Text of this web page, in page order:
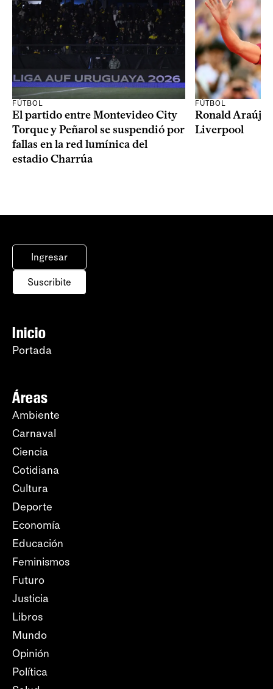
FÚTBOL
El partido entre Montevideo City
Torque y Peñarol se suspendió por
fallas en la red lumínica del
estadio Charrúa
FÚTBOL
Ronald Araújo
Liverpool
Ingresar
Suscribite
Inicio
Portada
Áreas
Ambiente
Carnaval
Ciencia
Cotidiana
Cultura
Deporte
Economía
Educación
Feminismos
Futuro
Justicia
Libros
Mundo
Opinión
Política